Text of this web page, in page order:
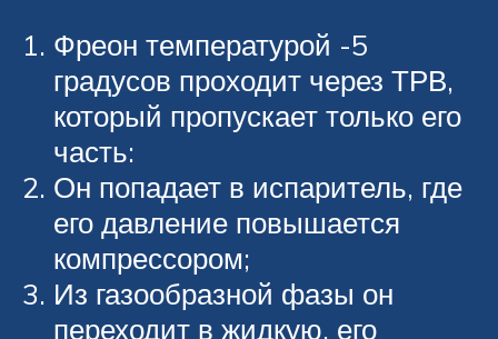
Фреон температурой -5
градусов проходит через ТРВ,
который пропускает только его
часть:
Он попадает в испаритель, где
его давление повышается
компрессором;
Из газообразной фазы он
переходит в жидкую, его